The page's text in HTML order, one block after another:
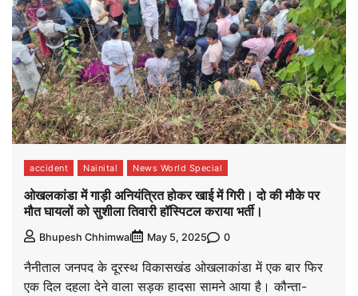
accident Nainital News World Special
ओखलकांडा में गाड़ी अनियंत्रित होकर खाई में गिरी। दो की मौके पर
मौत घायलों को सुशीला तिवारी हॉस्पिटल कराया भर्ती।
Bhupesh Chhimwal May 5, 2025 0
नैनीताल जनपद के दूरस्थ विकासखंड ओखलाकांडा में एक बार फिर
एक दिल दहला देने वाला सड़क हादसा सामने आया है। कौन्ता-